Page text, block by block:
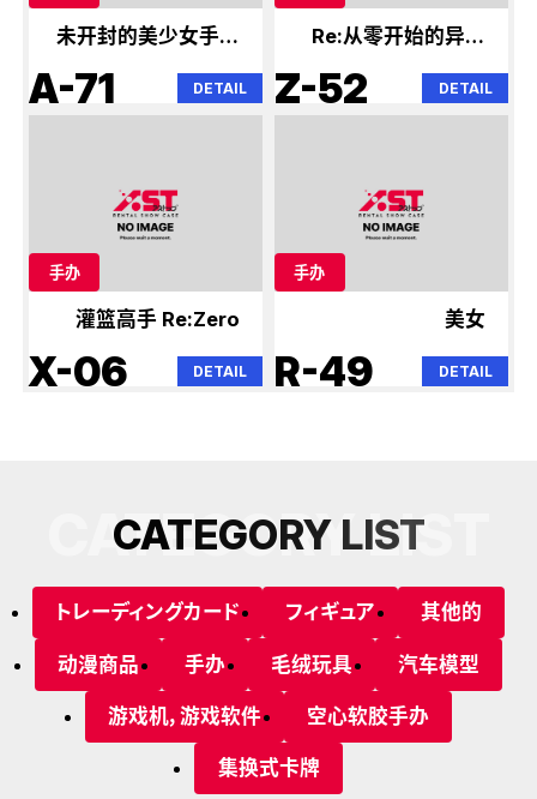
未开封的美少女手办
盒
A-71 DETAIL
Re:从零开始的异世
界生活
Z-52 DETAIL
手办
灌篮高手 Re:Zero
X-06 DETAIL
手办
美女
R-49 DETAIL
CATEGORY LIST
CATEGORY LIST
トレーディングカード フィギュア 其他的
动漫商品 手办 毛绒玩具 汽车模型
游戏机，游戏软件 空心软胶手办
集换式卡牌